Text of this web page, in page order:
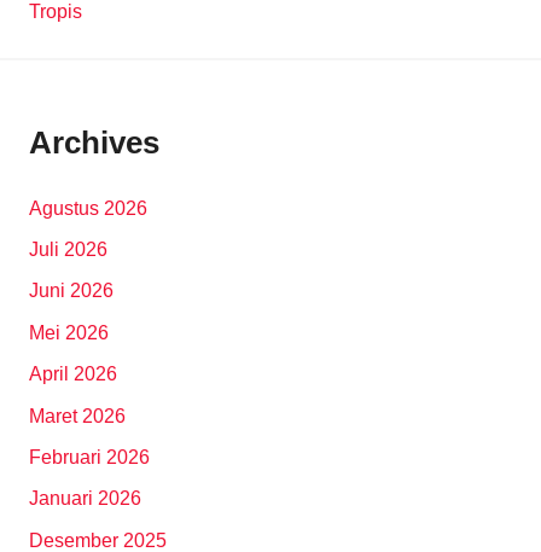
Tropis
Archives
Agustus 2026
Juli 2026
Juni 2026
Mei 2026
April 2026
Maret 2026
Februari 2026
Januari 2026
Desember 2025